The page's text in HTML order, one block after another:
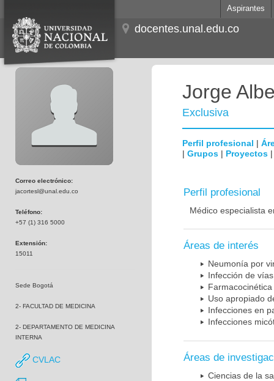
Aspirantes
docentes.unal.edu.co
Correo electrónico:
jacortesl@unal.edu.co
Teléfono:
+57 (1) 316 5000
Extensión:
15011
Sede Bogotá
2- FACULTAD DE MEDICINA
2- DEPARTAMENTO DE MEDICINA
INTERNA
CVLAC
Jorge
Exclusiva
Perfil profesional |
| Grupos | Proyectos
Perfil profesional
Médico especialista
Áreas de interés
Neumonía por
Infección de
Uso apropiado
Infecciones en
Infecciones
Áreas de
Ciencias de la